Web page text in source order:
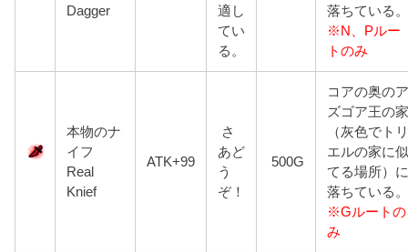
Dagger
適し
てい
る。
落ちている
※N、Pルー
トのみ
本物のナ
イフ
Real
Knief
ATK+99
さ
あど
う
ぞ！
500G
コアの奥の
ズゴア王の
（灰色でト
エルの家に
てる場所）
落ちている
※Gルートの
み